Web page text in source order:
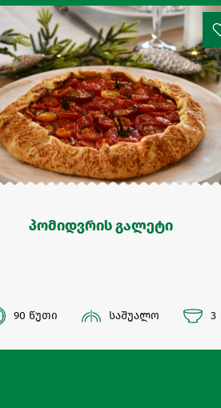
პომიდვრის გალეტი
90 წუთი საშუალო 3